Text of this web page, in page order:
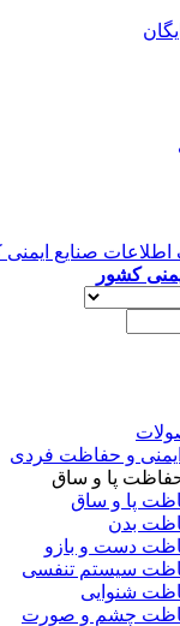
کشور
و حفاظت فردی
پا و ساق
بدن
دست و بازو
سیستم تنفسی
شنوایی
چشم و صورت